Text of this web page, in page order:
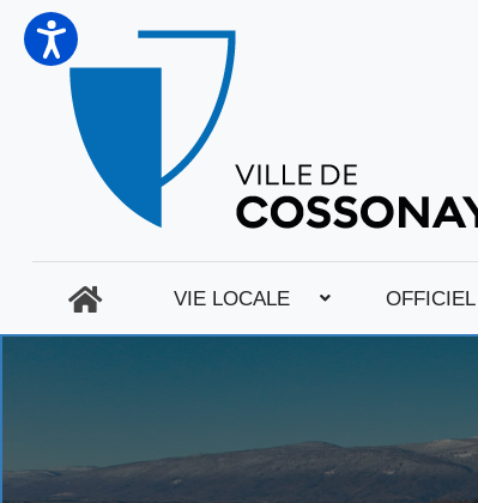
VIE LOCALE OFFICIEL